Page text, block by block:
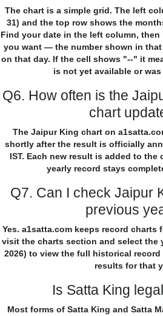
The chart is a simple grid. The left
31) and the top row shows the
Find your date in the left column,
you want — the number shown in
on that day. If the cell shows "--" it
is not yet available or
Q6. How often is the
chart
The Jaipur King chart on
shortly after the result is officially
IST. Each new result is added to the
yearly record stays
Q7. Can I check Jaipur
previous
Yes. a1satta.com keeps record charts
visit the charts section and select the
2026) to view the full historical
results for that
Is Satta King
Most forms of Satta King and Satta